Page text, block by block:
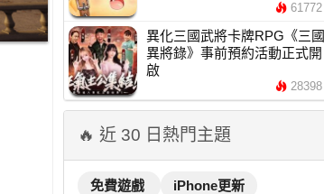
61772
異化三國武將卡牌RPG《三國
異將錄》事前預約活動正式開
啟
28398
🔥 近 30 日熱門主題
免費遊戲
iPhone更新